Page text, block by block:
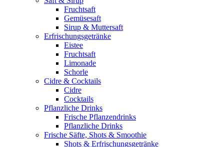
Fruchtsaft
Gemüsesaft
Sirup & Muttersaft
Erfrischungsgetränke
Eistee
Fruchtsaft
Limonade
Schorle
Cidre & Cocktails
Cidre
Cocktails
Pflanzliche Drinks
Frische Pflanzendrinks
Pflanzliche Drinks
Frische Säfte, Shots & Smoothie
Shots & Erfrischungsgetränke